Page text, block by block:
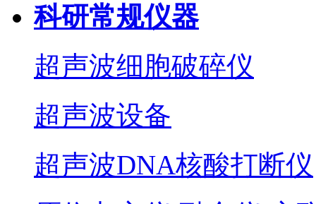
科研常规仪器
超声波细胞破碎仪
超声波设备
超声波DNA核酸打断仪